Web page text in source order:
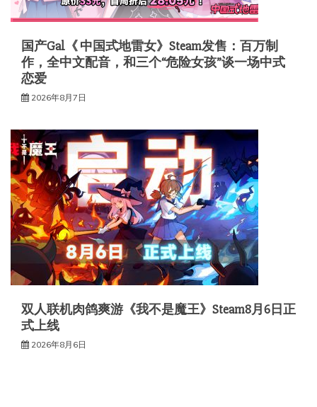
国产Gal《 中国式地雷女》Steam发售：百万制
作，全中文配音，和三个“危险女孩”谈一场中式
恋爱
2026年8月7日
双人联机肉鸽爽游《我不是魔王》Steam8月6日正
式上线
2026年8月6日